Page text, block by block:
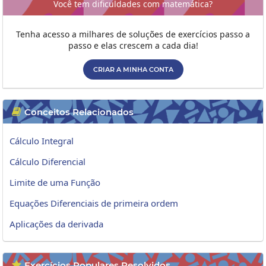
Você tem dificuldades com matemática?
Tenha acesso a milhares de soluções de exercícios passo a
passo e elas crescem a cada dia!
CRIAR A MINHA CONTA
 Conceitos Relacionados
Cálculo Integral
Cálculo Diferencial
Limite de uma Função
Equações Diferenciais de primeira ordem
Aplicações da derivada